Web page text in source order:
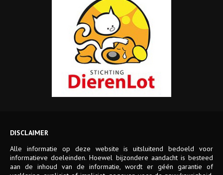
DISCLAIMER
Alle informatie op deze website is uitsluitend bedoeld voor
informatieve doeleinden. Hoewel bijzondere aandacht is besteed
aan de inhoud van de informatie, wordt er géén garantie of
r
f
t
e